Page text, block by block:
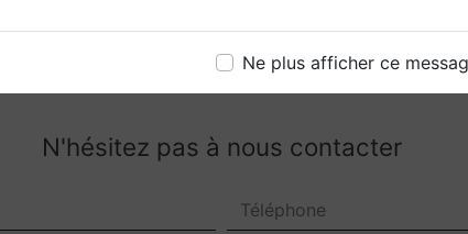
Ne plus afficher ce
N'hésitez pas à nous contacter